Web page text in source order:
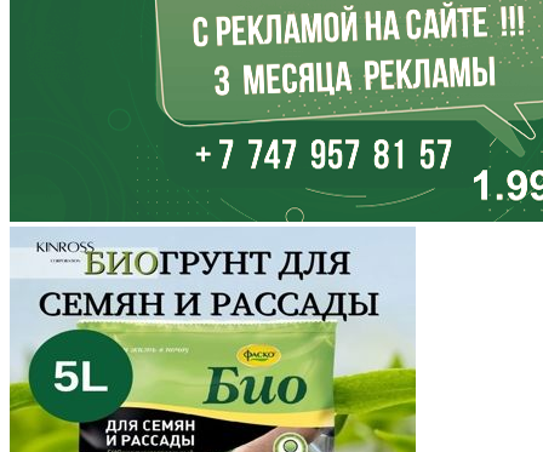
Калининградская область
Калмыкия
Калужская область
Камчатский край
Карачаево-Черкесия
Карелия
Кемеровская область
Кировская область
Коми
Корякский округ